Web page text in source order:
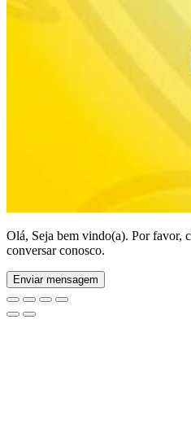
Olá, Seja bem vindo(a). Por favor,
conversar conosco.
Enviar mensagem